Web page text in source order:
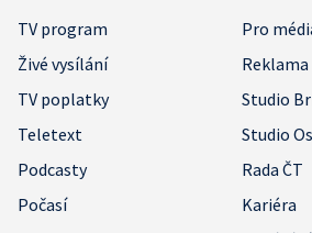
TV program
Pro
Živé vysílání
Reklama
TV poplatky
Studio
Teletext
Studio
Podcasty
Rada ČT
Počasí
Kariéra